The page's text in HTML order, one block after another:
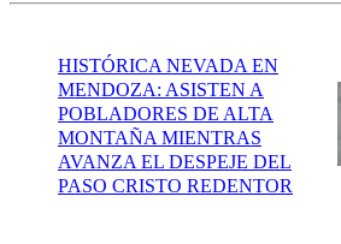
HISTÓRICA NEVADA EN
MENDOZA: ASISTEN A
POBLADORES DE ALTA
MONTAÑA MIENTRAS
AVANZA EL DESPEJE DEL
PASO CRISTO REDENTOR